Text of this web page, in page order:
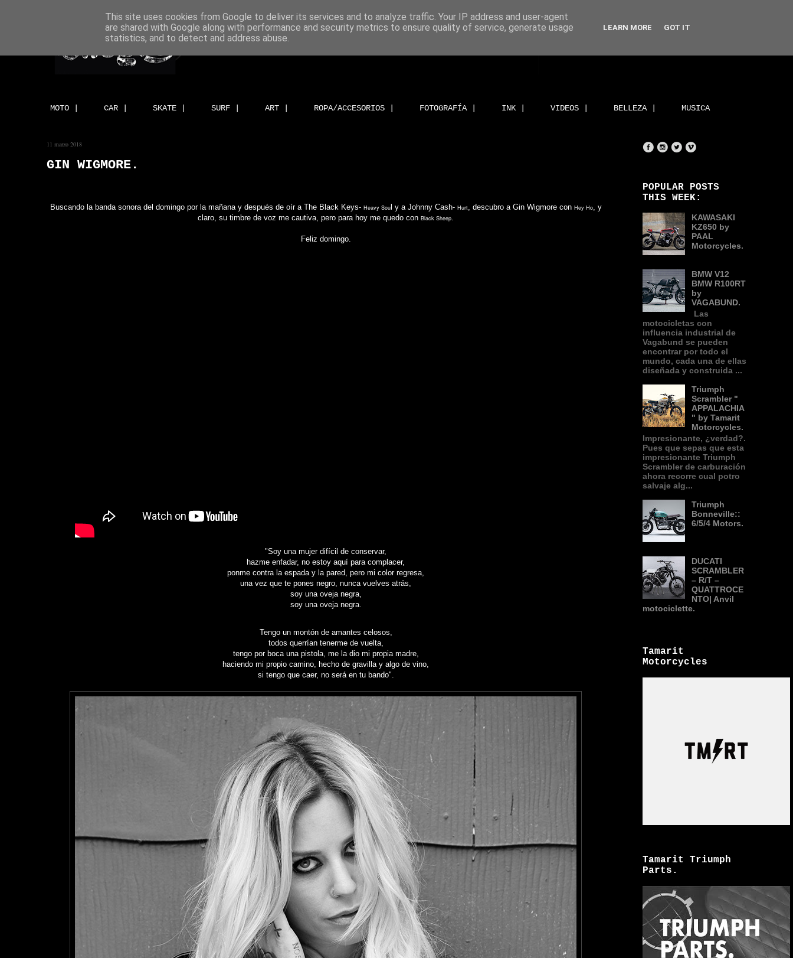
MOTO | CAR | SKATE | SURF | ART | ROPA/ACCESORIOS | FOTOGRAFÍA | INK | VIDEOS | BELLEZA | MUSICA
11 marzo 2018
GIN WIGMORE.
Buscando la banda sonora del domingo por la mañana y después de oír a The Black Keys- Heavy Soul y a Johnny Cash- Hurt, descubro a Gin Wigmore con Hey Ho, y
claro, su timbre de voz me cautiva, pero para hoy me quedo con Black Sheep
Feliz domingo.
"Soy una mujer difícil de conservar,
hazme enfadar, no estoy aquí para complacer,
ponme contra la espada y la pared, pero mi color regresa,
una vez que te pones negro, nunca vuelves atrás,
soy una oveja negra,
soy una oveja negra.
Tengo un montón de amantes celosos,
todos querrían tenerme de vuelta,
tengo por boca una pistola, me la dio mi propia madre,
haciendo mi propio camino, hecho de gravilla y algo de vino,
si tengo que caer, no será en tu bando".
POPULAR POSTS
THIS WEEK:
KAWASAKI
KZ650 by
PAAL
Motorcycles.
BMW V12
BMW R100RT
by
VAGABUND.
Las
motocicletas con
influencia industrial de
Vagabund se pueden
encontrar por todo el
mundo, cada una de ellas
diseñada y construida ...
Triumph
Scrambler "
APPALACHIA
" by Tamarit
Motorcycles.
Impresionante, ¿verdad?.
Pues que sepas que esta
impresionante Triumph
Scrambler de carburación
ahora recorre cual potro
salvaje alg...
Triumph
Bonneville::
6/5/4 Motors.
DUCATI
SCRAMBLER
– R/T –
QUATTROCE
NTO| Anvil
motociclette.
Tamarit
Motorcycles
Tamarit Triumph
Parts.
This site uses cookies from Google to deliver its services and to analyze traffic. Your IP address and user-agent
are shared with Google along with performance and security metrics to ensure quality of service, generate usage
statistics, and to detect and address abuse.
LEARN MORE GOT IT